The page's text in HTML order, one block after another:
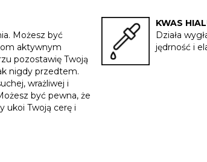
Możesz być
aktywnym
pozostawię Twoją
nigdy przedtem.
wrażliwej i
być pewna, że
ukoi Twoją cerę i
KWAS
Działa
jędrność i